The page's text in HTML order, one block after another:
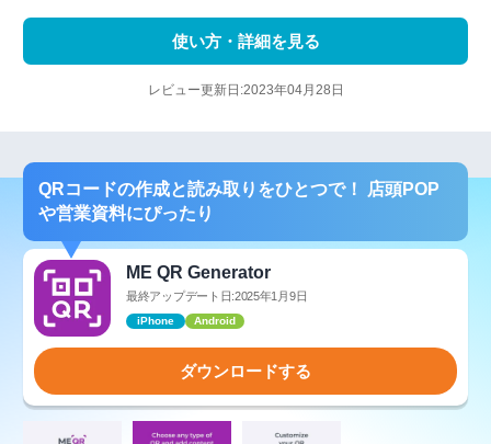
使い方・詳細を見る
レビュー更新日:2023年04月28日
QRコードの作成と読み取りをひとつで！ 店頭POP
や営業資料にぴったり
ME QR Generator
最終アップデート日:2025年1月9日
iPhone Android
ダウンロードする